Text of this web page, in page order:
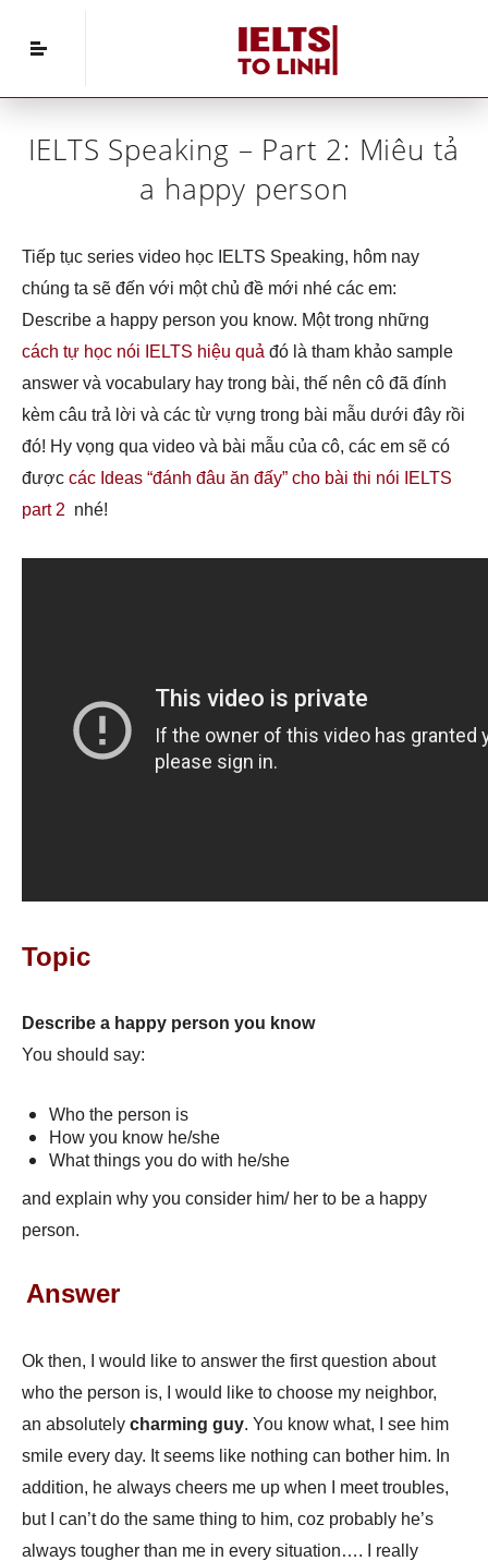
»IELTS Speaking – Part 2:
Miêu tả a happy person
IELTS Speaking – Part 2: Miêu tả
a happy person
Tiếp tục series video học IELTS Speaking, hôm nay
chúng ta sẽ đến với một chủ đề mới nhé các em:
Describe a happy person you know. Một trong những
cách tự học nói IELTS hiệu quả đó là tham khảo sample
answer và vocabulary hay trong bài, thế nên cô đã đính
kèm câu trả lời và các từ vựng trong bài mẫu dưới đây rồi
đó! Hy vọng qua video và bài mẫu của cô, các em sẽ có
được các Ideas “đánh đâu ăn đấy” cho bài thi nói IELTS
part 2 nhé!
Topic
Describe a happy person you know
You should say:
Who the person is
How you know he/she
What things you do with he/she
and explain why you consider him/ her to be a happy
person.
Answer
Ok then, I would like to answer the first question about
who the person is, I would like to choose my neighbor,
an absolutely charming guy. You know what, I see him
smile every day. It seems like nothing can bother him. In
addition, he always cheers me up when I meet troubles,
but I can’t do the same thing to him, coz probably he’s
always tougher than me in every situation…. I really